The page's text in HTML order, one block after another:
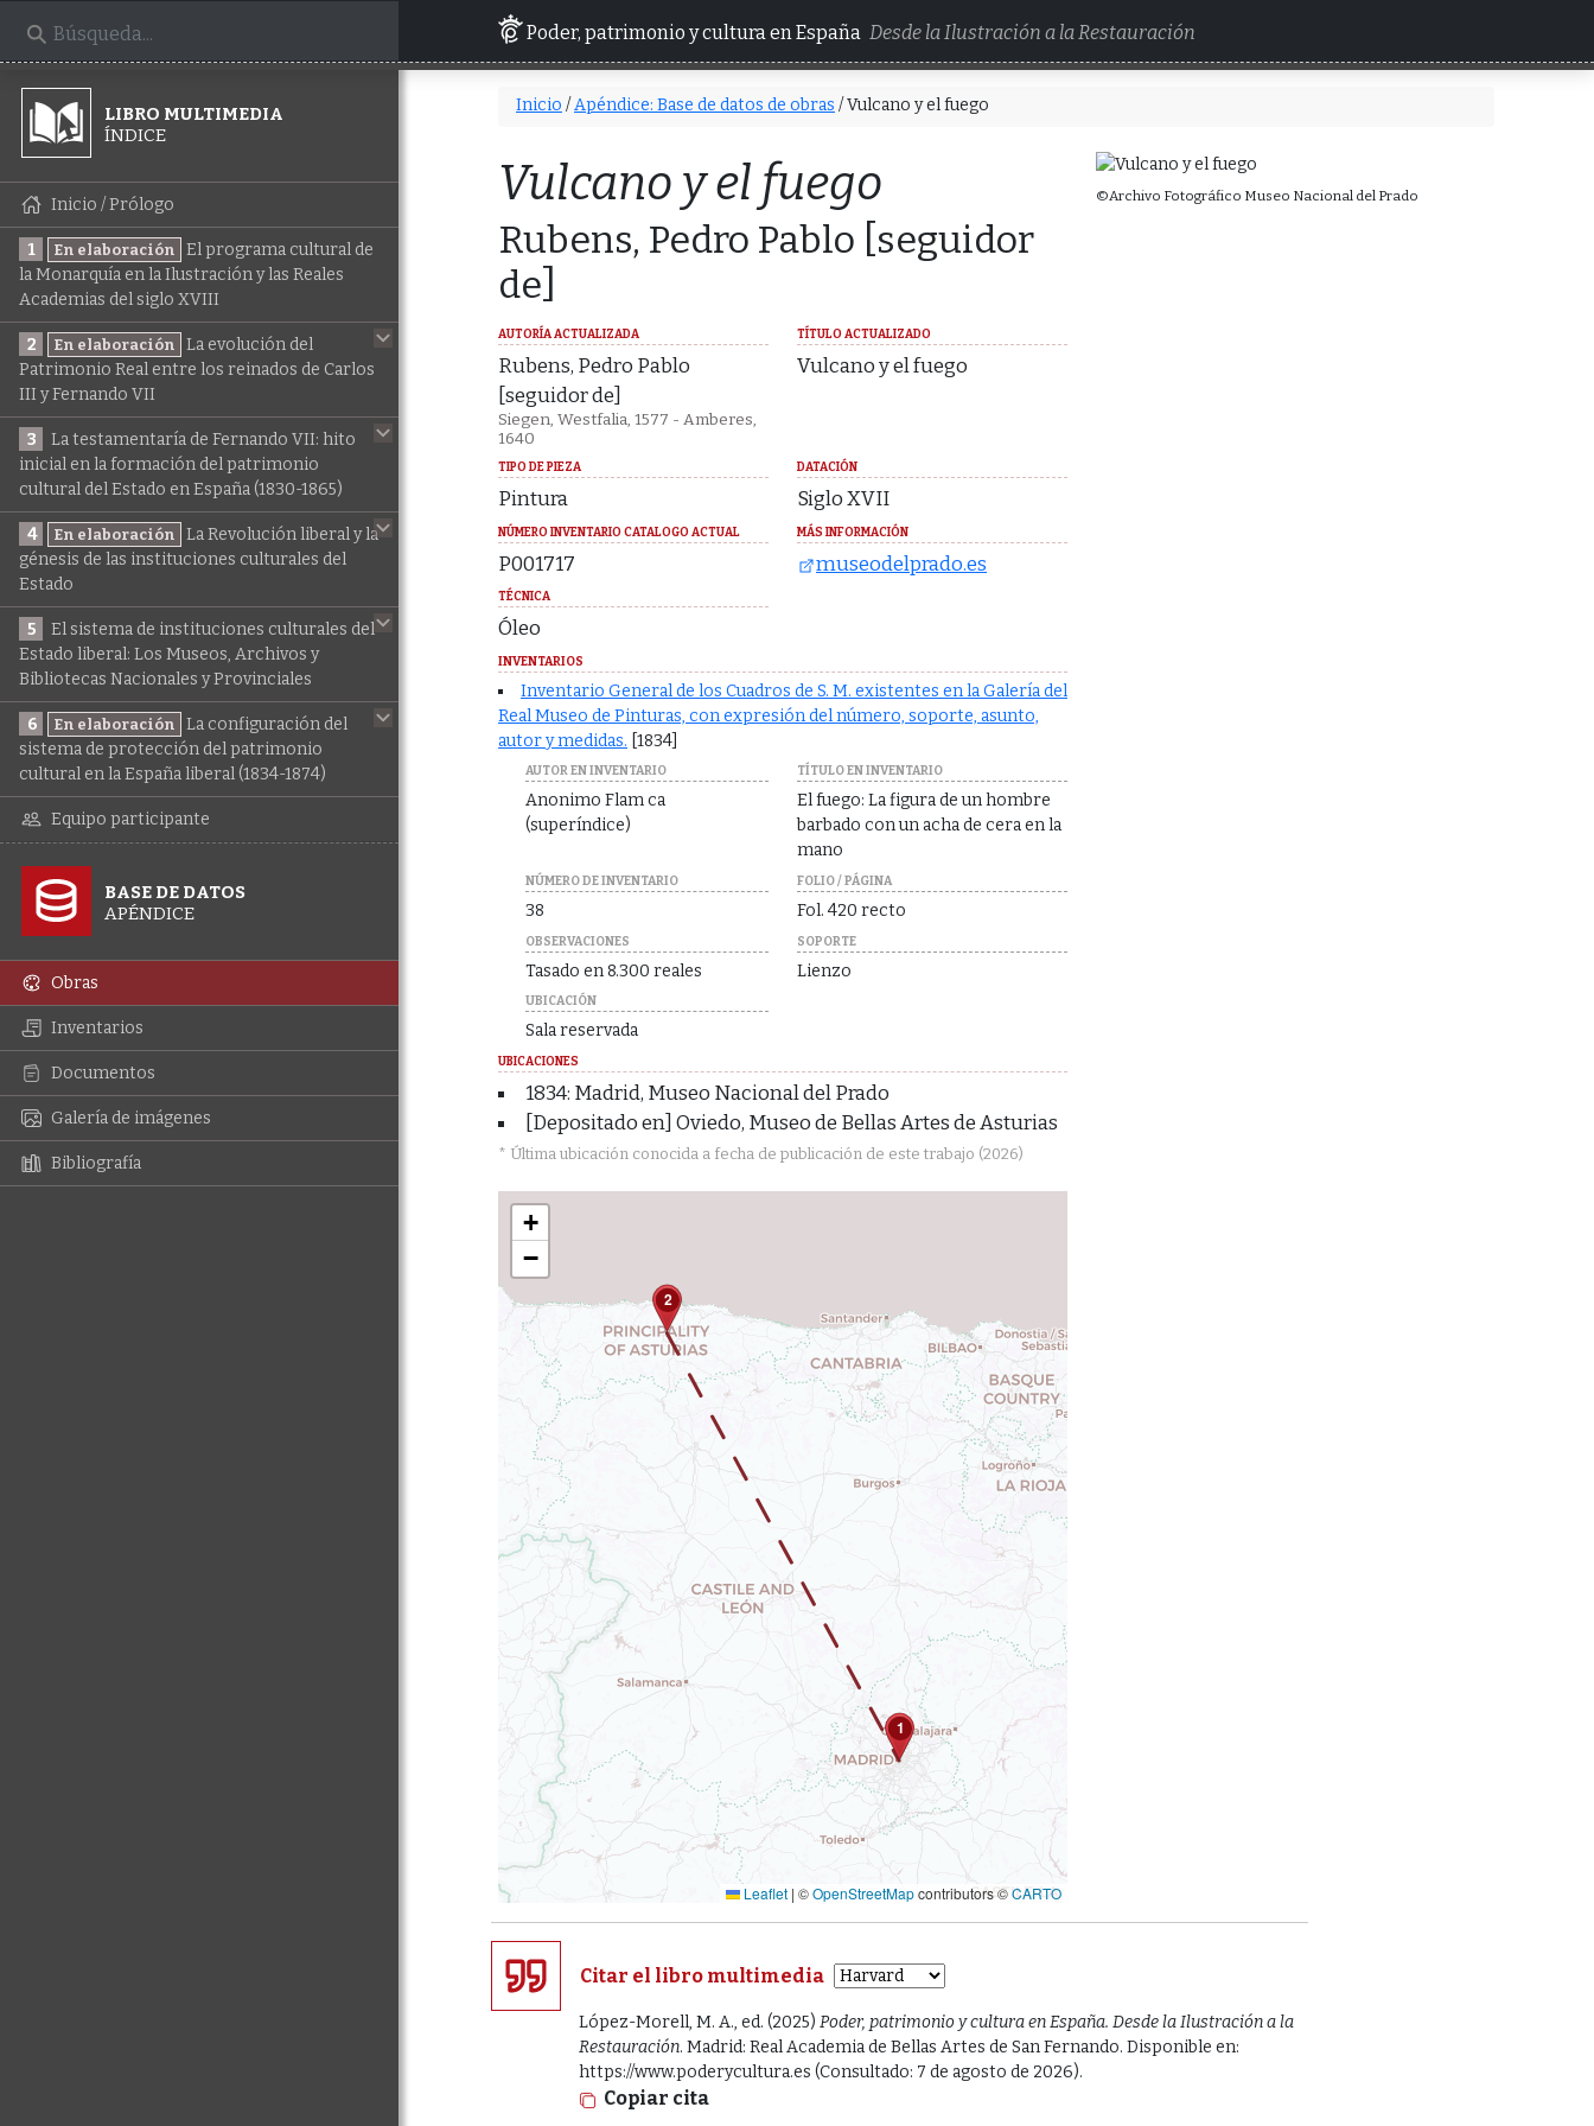
Poder, patrimonio y cultura en España Desde la Ilustración a la Restauración
LIBRO MULTIMEDIA
ÍNDICE
Inicio / Prólogo
1 En elaboración
El programa cultural de
la Monarquía en la Ilustración y las Reales
Academias del siglo XVIII
2 En elaboración
La evolución del
Patrimonio Real entre los reinados de Carlos
III y Fernando VII
3
La testamentaría de Fernando VII: hito
inicial en la formación del patrimonio
cultural del Estado en España (1830-1865)
4 En elaboración
La Revolución liberal y la
génesis de las instituciones culturales del
Estado
5
El sistema de instituciones culturales del
Estado liberal: Los Museos, Archivos y
Bibliotecas Nacionales y Provinciales
6 En elaboración
La configuración del
sistema de protección del patrimonio
cultural en la España liberal (1834-1874)
Equipo participante
BASE DE DATOS
APÉNDICE
Obras
Inventarios
Documentos
Galería de imágenes
Bibliografía
Inicio /Apéndice: Base de datos de obras / Vulcano y el fuego
Vulcano y el fuego
Rubens, Pedro Pablo [seguidor
de]
AUTORÍA ACTUALIZADA
Rubens, Pedro Pablo
[seguidor de]
Siegen, Westfalia, 1577 - Amberes,
1640
TÍTULO ACTUALIZADO
Vulcano y el fuego
TIPO DE PIEZA
Pintura
DATACIÓN
Siglo XVII
NÚMERO INVENTARIO CATALOGO ACTUAL
P001717
MÁS INFORMACIÓN
museodelprado.es
TÉCNICA
Óleo
INVENTARIOS
Inventario General de los Cuadros de S. M. existentes en la Galería del
Real Museo de Pinturas, con expresión del número, soporte, asunto,
autor y medidas. [1834]
AUTOR EN INVENTARIO
Anonimo Flam ca
(superíndice)
TÍTULO EN INVENTARIO
El fuego: La figura de un hombre
barbado con un acha de cera en la
mano
NÚMERO DE INVENTARIO
38
FOLIO / PÁGINA
Fol. 420 recto
OBSERVACIONES
Tasado en 8.300 reales
SOPORTE
Lienzo
UBICACIÓN
Sala reservada
UBICACIONES
1834: Madrid, Museo Nacional del Prado
[Depositado en] Oviedo, Museo de Bellas Artes de Asturias
* Última ubicación conocida a fecha de publicación de este trabajo (2026)
1
2
+
−
Leaflet | ©OpenStreetMapcontributors ©CARTO
©Archivo Fotográfico Museo Nacional del Prado
Citar el libro multimedia
López-Morell, M. A., ed. (2025) Poder, patrimonio y cultura en España. Desde la Ilustración a la
Restauración. Madrid: Real Academia de Bellas Artes de San Fernando. Disponible en:
https://www.poderycultura.es (Consultado: 7 de agosto de 2026).
Copiar cita